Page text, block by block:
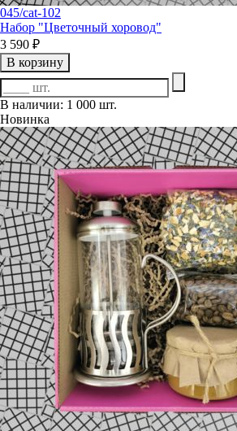
045/cat-102
Набор "Цветочный хоровод"
3 590 ₽
В корзину
В наличии: 1 000 шт.
Новинка